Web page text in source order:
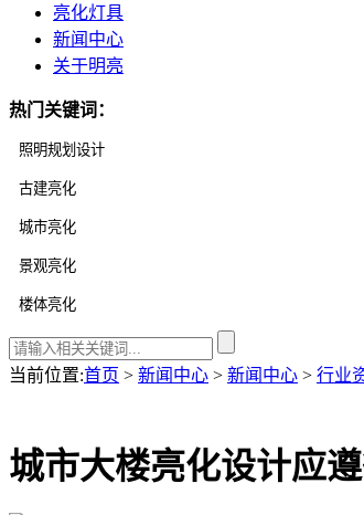
亮化灯具
新闻中心
关于明亮
热门关键词：
当前位置:首页 > 新闻中心 > 新闻中心 > 行业
城市大楼亮化设计应